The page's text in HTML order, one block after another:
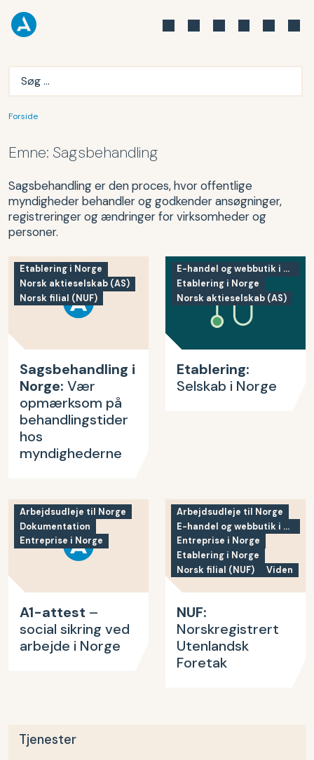
Forside
Emne: Sagsbehandling
Sagsbehandling er den proces, hvor offentlige
myndigheder behandler og godkender ansøgninger,
registreringer og ændringer for virksomheder og
personer.
Sagsbehandling i
Norge: Vær
opmærksom på
behandlingstider
hos
myndighederne
Etablering i Norge
Norsk aktieselskab (AS)
Norsk filial (NUF)
Etablering:
Selskab i Norge
E-handel og webbutik i Norge
Etablering i Norge
Norsk aktieselskab (AS)
A1-attest –
social sikring ved
arbejde i Norge
Arbejdsudleje til Norge
Dokumentation
Entreprise i Norge
NUF:
Norskregistrert
Utenlandsk
Foretak
Arbejdsudleje til Norge
E-handel og webbutik i Norge
Entreprise i Norge
Etablering i Norge
Norsk filial (NUF)
Viden
Tjenester